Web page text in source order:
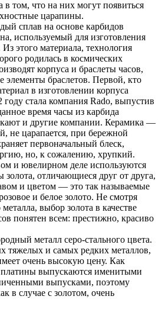
в том, что на них могут появиться
царапины.
сплав на основе карбидов
используемый для изготовления
этого материала, технология
родилась в космических
корпуса и браслеты часов,
элементы браслетов. Первой, кто
в изготовлении корпуса
году стала компания Rado, выпустив
время часы из карбида
и другие компании. Керамика —
не царапается, при бережной
первоначальный блеск,
но, к сожалению, хрупкий.
и ювелирном деле используются
золота, отличающиеся друг от друга,
и цветом — это так называемые
и белое золото. Не смотря
металла, выбор золота в качестве
понятен всем: престижно, красиво
металл серо-стального цвета.
тяжелых и самых редких металлов,
очень высокую цену. Как
платины выпускаются именитыми
выпусками, поэтому
в случае с золотом, очень